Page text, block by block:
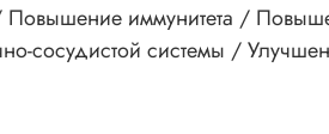
иммунитета /
сосудистой системы /